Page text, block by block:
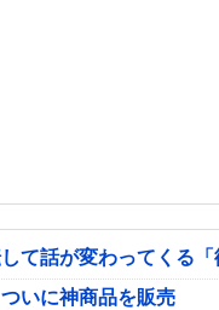
して話が変わってくる
いに神商品を販売